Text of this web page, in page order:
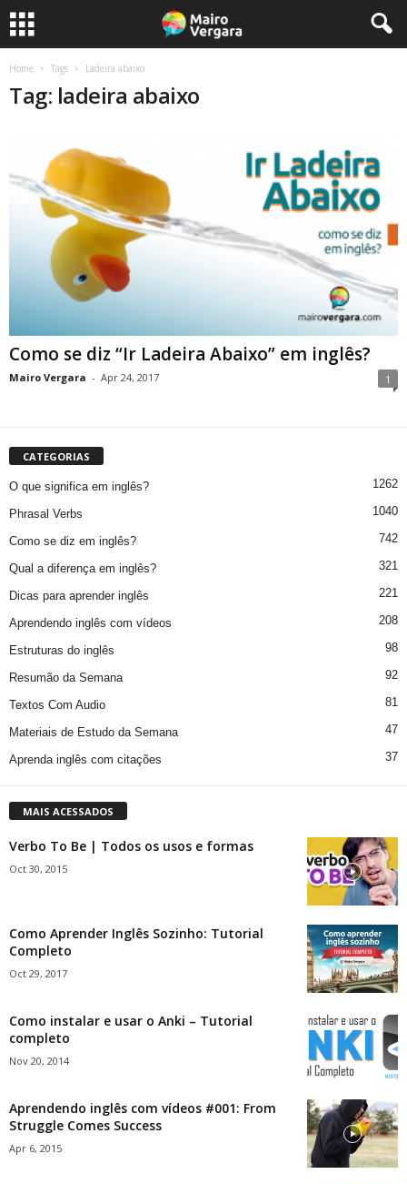
Home Tags Ladeira abaixo
Tag: ladeira abaixo
Como se diz “Ir Ladeira Abaixo” em inglês?
Mairo Vergara - Apr 24, 2017 1
CATEGORIAS
O que significa em inglês? 1262
Phrasal Verbs 1040
Como se diz em inglês? 742
Qual a diferença em inglês? 321
Dicas para aprender inglês 221
Aprendendo inglês com vídeos 208
Estruturas do inglês 98
Resumão da Semana 92
Textos Com Audio 81
Materiais de Estudo da Semana 47
Aprenda inglês com citações 37
MAIS ACESSADOS
Verbo To Be | Todos os usos e formas
Oct 30, 2015
Como Aprender Inglês Sozinho: Tutorial
Completo
Oct 29, 2017
Como instalar e usar o Anki – Tutorial
completo
Nov 20, 2014
Aprendendo inglês com vídeos #001: From
Struggle Comes Success
Apr 6, 2015